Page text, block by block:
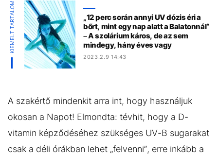
KIEMELT TARTALOM
„12 perc során annyi UV dózis éri a
bőrt, mint egy nap alatt a Balatonnál“
– A szolárium káros, de az sem
mindegy, hány éves vagy
2023.2.9 14:43
A szakértő mindenkit arra int, hogy használjuk
okosan a Napot! Elmondta: tévhit, hogy a D-
vitamin képződéséhez szükséges UV-B sugarakat
csak a déli órákban lehet „felvenni”, erre inkább a